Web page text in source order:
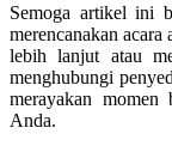
Semoga artikel ini
merencanakan
lebih lanjut atau
menghubungi
merayakan momen
Anda.